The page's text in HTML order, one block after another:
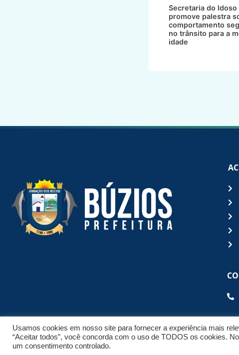
Secretaria do Idoso
promove palestra
comportamento
no trânsito para a
idade
© 2026 NPI BRASIL. TODOS OS DIREITOS RESERVADOS.
Usamos cookies em nosso site para fornecer a experiência mais
“Aceitar todos”, você concorda com o uso de TODOS os cookies.
um consentimento controlado.